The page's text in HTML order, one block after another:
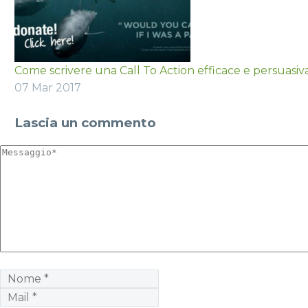
Come scrivere una Call To Action efficace e
07 Mar 2017
Lascia un commento